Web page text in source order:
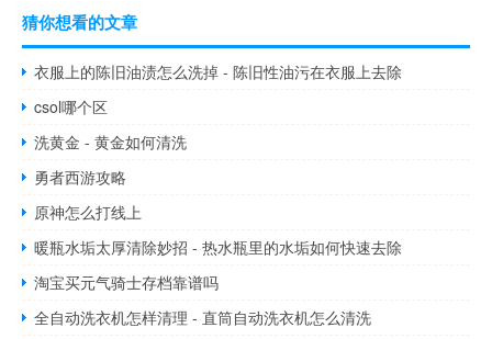
猜你想看的文章
衣服上的陈旧油渍怎么洗掉 - 陈旧性油污在衣服上去除
csol哪个区
洗黄金 - 黄金如何清洗
勇者西游攻略
原神怎么打线上
暖瓶水垢太厚清除妙招 - 热水瓶里的水垢如何快速去除
淘宝买元气骑士存档靠谱吗
全自动洗衣机怎样清理 - 直筒自动洗衣机怎么清洗